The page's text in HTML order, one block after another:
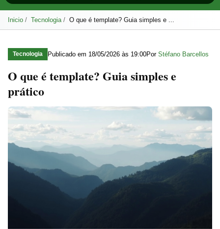
Inicio Tecnologia O que é template? Guia simples e ...
Tecnologia Publicado em 18/05/2026 às 19:00Por Stéfano Barcellos
O que é template? Guia simples e
prático